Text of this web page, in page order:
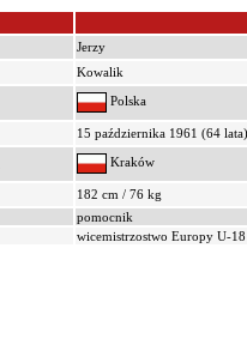
Jerzy
Kowalik
Polska
15 października 1961 (64 lata)
Kraków
182 cm / 76 kg
pomocnik
wicemistrzostwo Europy U-